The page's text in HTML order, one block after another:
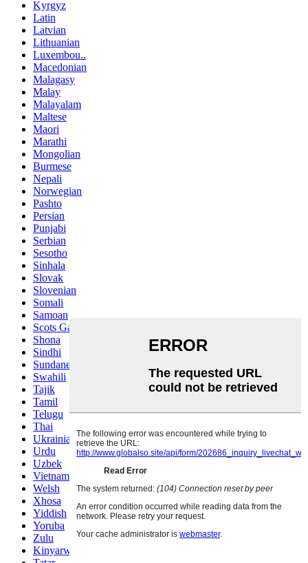
Kyrgyz
Latin
Latvian
Lithuanian
Luxembou..
Macedonian
Malagasy
Malay
Malayalam
Maltese
Maori
Marathi
Mongolian
Burmese
Nepali
Norwegian
Pashto
Persian
Punjabi
Serbian
Sesotho
Sinhala
Slovak
Slovenian
Somali
Samoan
Scots Gaelic
Shona
Sindhi
Sundanese
Swahili
Tajik
Tamil
Telugu
Thai
Ukrainian
Urdu
Uzbek
Vietnamese
Welsh
Xhosa
Yiddish
Yoruba
Zulu
Kinyarwanda